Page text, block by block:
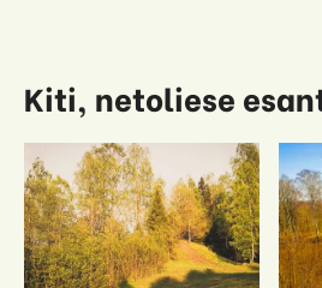
Kiti, netoliese